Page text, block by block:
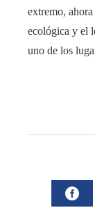
extremo,
ecológica y el
uno de los